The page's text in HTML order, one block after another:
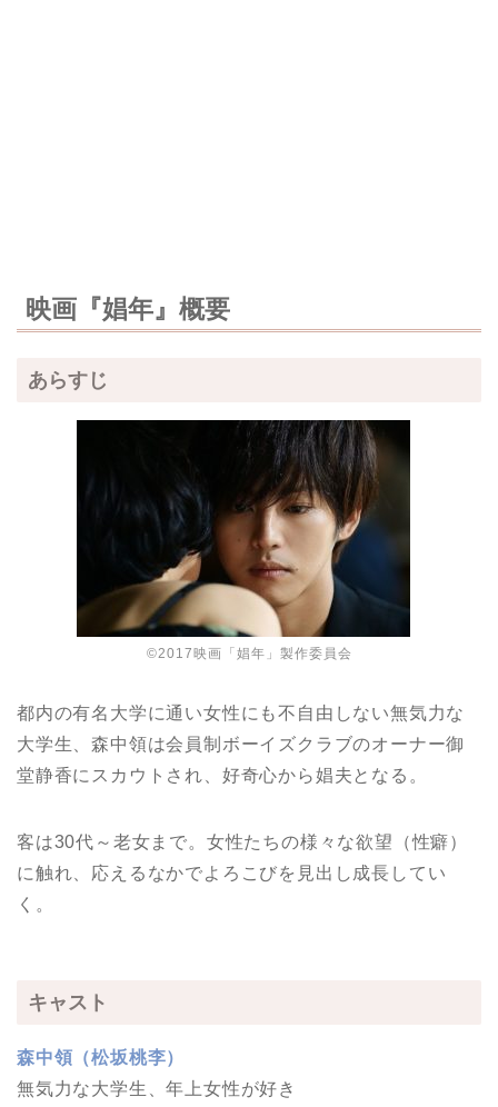
映画『娼年』概要
あらすじ
©2017映画「娼年」製作委員会
都内の有名大学に通い女性にも不自由しない無気力な
大学生、森中領は会員制ボーイズクラブのオーナー御
堂静香にスカウトされ、好奇心から娼夫となる。
客は30代～老女まで。女性たちの様々な欲望（性癖）
に触れ、応えるなかでよろこびを見出し成長してい
く。
キャスト
森中領（松坂桃李）
無気力な大学生、年上女性が好き